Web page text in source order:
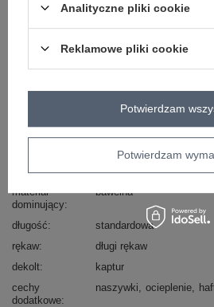
Zadzwoń+48 601 547 740 Zadaj
skład materiału : 80% bawełna , 20%
styl
casual
dominujący
aplikacja
materiał
dominujący
bawełna
długość
standardowa
rękaw
długi rękaw
dekolt
kaptur
cechy
dodatkowe
naszywki ocieplenie
Analityczne pliki cookie
Reklamowe pliki cookie
Potwierdzam
Potwierdzam